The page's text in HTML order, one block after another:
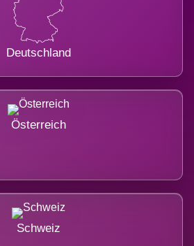
Deutschland
Österreich
Schweiz